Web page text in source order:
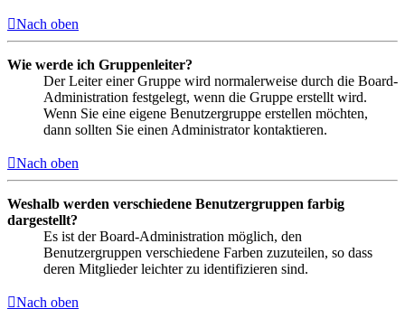
Nach oben
Wie werde ich Gruppenleiter?
Der Leiter einer Gruppe wird normalerweise durch die Board-
Administration festgelegt, wenn die Gruppe erstellt wird.
Wenn Sie eine eigene Benutzergruppe erstellen möchten,
dann sollten Sie einen Administrator kontaktieren.
Nach oben
Weshalb werden verschiedene Benutzergruppen farbig
dargestellt?
Es ist der Board-Administration möglich, den
Benutzergruppen verschiedene Farben zuzuteilen, so dass
deren Mitglieder leichter zu identifizieren sind.
Nach oben